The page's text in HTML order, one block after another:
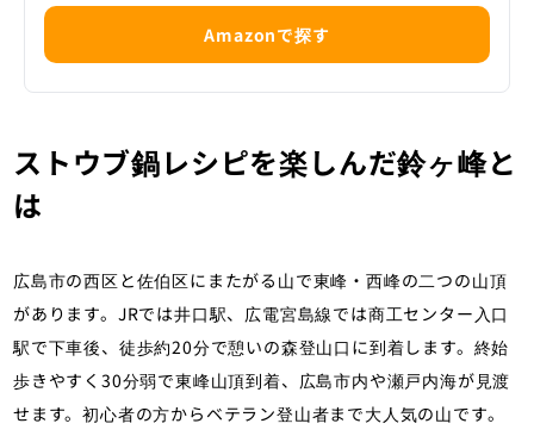
Amazonで探す
ストウブ鍋レシピを楽しんだ鈴ヶ峰と
は
広島市の西区と佐伯区にまたがる山で東峰・西峰の二つの山頂
があります。JRでは井口駅、広電宮島線では商工センター入口
駅で下車後、徒歩約20分で憩いの森登山口に到着します。終始
歩きやすく30分弱で東峰山頂到着、広島市内や瀬戸内海が見渡
せます。初心者の方からベテラン登山者まで大人気の山です。